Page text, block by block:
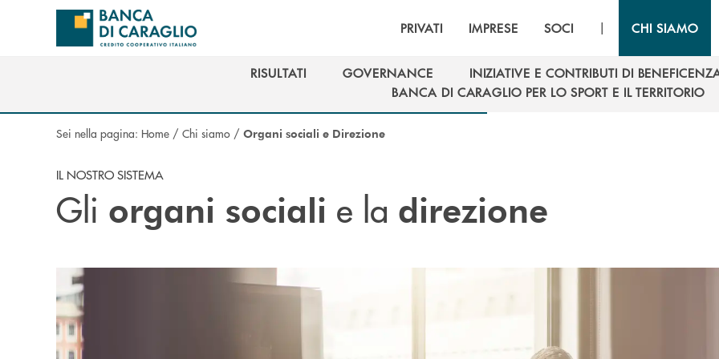
Salta al contenuto principale
PRIVATI IMPRESE SOCI | CHI SIAMO
RISULTATI
GOVERNANCE
GOVERNANCE
INIZIATIVE E CONTRIBUTI DI
INIZIATIVE E CONTRIBUTI DI BENEFICENZA
BANCA DI CARAGLIO PER LO SPORT E IL TERRITORIO
BANCA DI CARAGLIO PER LO SPORT E IL TERRITORIO
Sei nella pagina: Home / Chi siamo / Organi sociali e Direzione
IL NOSTRO SISTEMA
Gli organi sociali e la direzione